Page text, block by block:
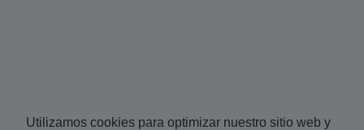
Utilizamos cookies para optimizar nuestro sitio web y